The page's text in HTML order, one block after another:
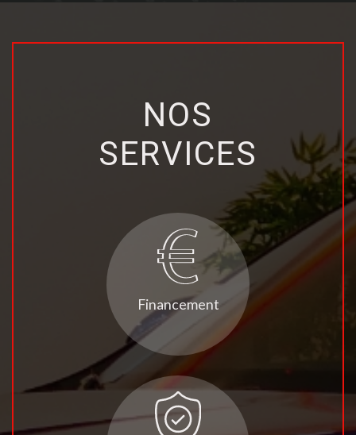
NOS
SERVICES
Financement